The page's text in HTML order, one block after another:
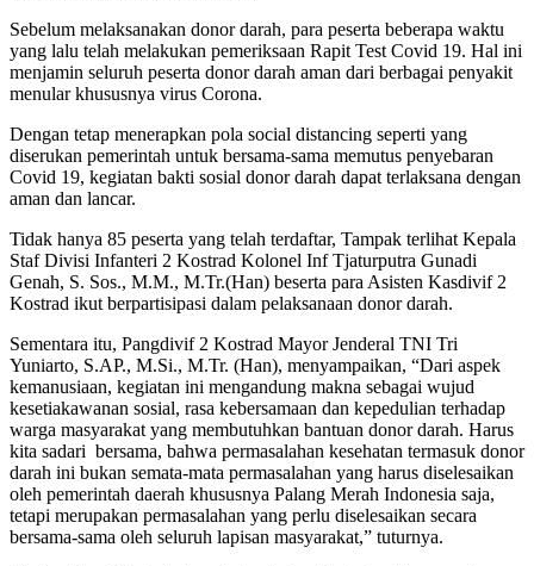
Sebelum melaksanakan donor darah, para peserta beberapa waktu
yang lalu telah melakukan pemeriksaan Rapit Test Covid 19. Hal ini
menjamin seluruh peserta donor darah aman dari berbagai penyakit
menular khususnya virus Corona.
Dengan tetap menerapkan pola social distancing seperti yang
diserukan pemerintah untuk bersama-sama memutus penyebaran
Covid 19, kegiatan bakti sosial donor darah dapat terlaksana dengan
aman dan lancar.
Tidak hanya 85 peserta yang telah terdaftar, Tampak terlihat Kepala
Staf Divisi Infanteri 2 Kostrad Kolonel Inf Tjaturputra Gunadi
Genah, S. Sos., M.M., M.Tr.(Han) beserta para Asisten Kasdivif 2
Kostrad ikut berpartisipasi dalam pelaksanaan donor darah.
Sementara itu, Pangdivif 2 Kostrad Mayor Jenderal TNI Tri
Yuniarto, S.AP., M.Si., M.Tr. (Han), menyampaikan, “Dari aspek
kemanusiaan, kegiatan ini mengandung makna sebagai wujud
kesetiakawanan sosial, rasa kebersamaan dan kepedulian terhadap
warga masyarakat yang membutuhkan bantuan donor darah. Harus
kita sadari bersama, bahwa permasalahan kesehatan termasuk donor
darah ini bukan semata-mata permasalahan yang harus diselesaikan
oleh pemerintah daerah khususnya Palang Merah Indonesia saja,
tetapi merupakan permasalahan yang perlu diselesaikan secara
bersama-sama oleh seluruh lapisan masyarakat,” tuturnya.